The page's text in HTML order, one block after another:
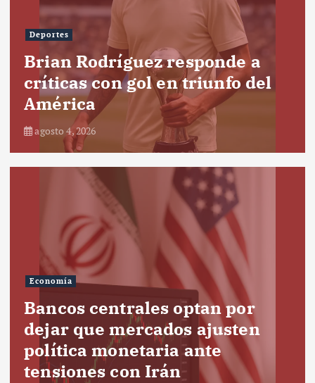
Deportes
Brian Rodríguez responde a
críticas con gol en triunfo del
América
agosto 4, 2026
Economía
Bancos centrales optan por
dejar que mercados ajusten
política monetaria ante
tensiones con Irán